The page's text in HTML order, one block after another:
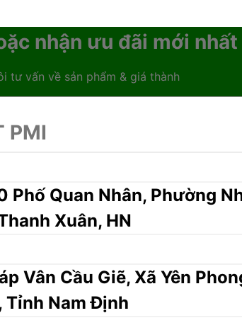
nhận ưu đãi mới nhất
tư vấn về sản phẩm & giá thành
PMI
Phố Quan Nhân, Phường
Xuân, HN
Vân Cầu Giẽ, Xã Yên
Tỉnh Nam Định